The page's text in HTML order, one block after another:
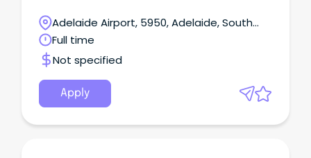
サルタント語学学校日本人学校・幼稚園・補修校・日本
語塾不動産会社・モーゲージブローカーリフォーム・ク
リーニング引越し・宅配自動車ディーラー送迎・チャー
ターヘアサロンネイル・マツエクサロンマッサージ・フ
ィジオセラピー・カイロプラクティックメルボルン病院
（GP）歯科クリニック法律事務所会計事務所語学学校ヘ
アサロンネイル・マツエクサロンブリスベン・ゴールド
コースト病院（GP）歯科クリニック法律事務所会計事務
犯情報 会社概要会社概要サービス代表あいさつミッショ
Adelaide Airport, 5950, Adelaide, South
Australia
Full time
Not specified
Apply